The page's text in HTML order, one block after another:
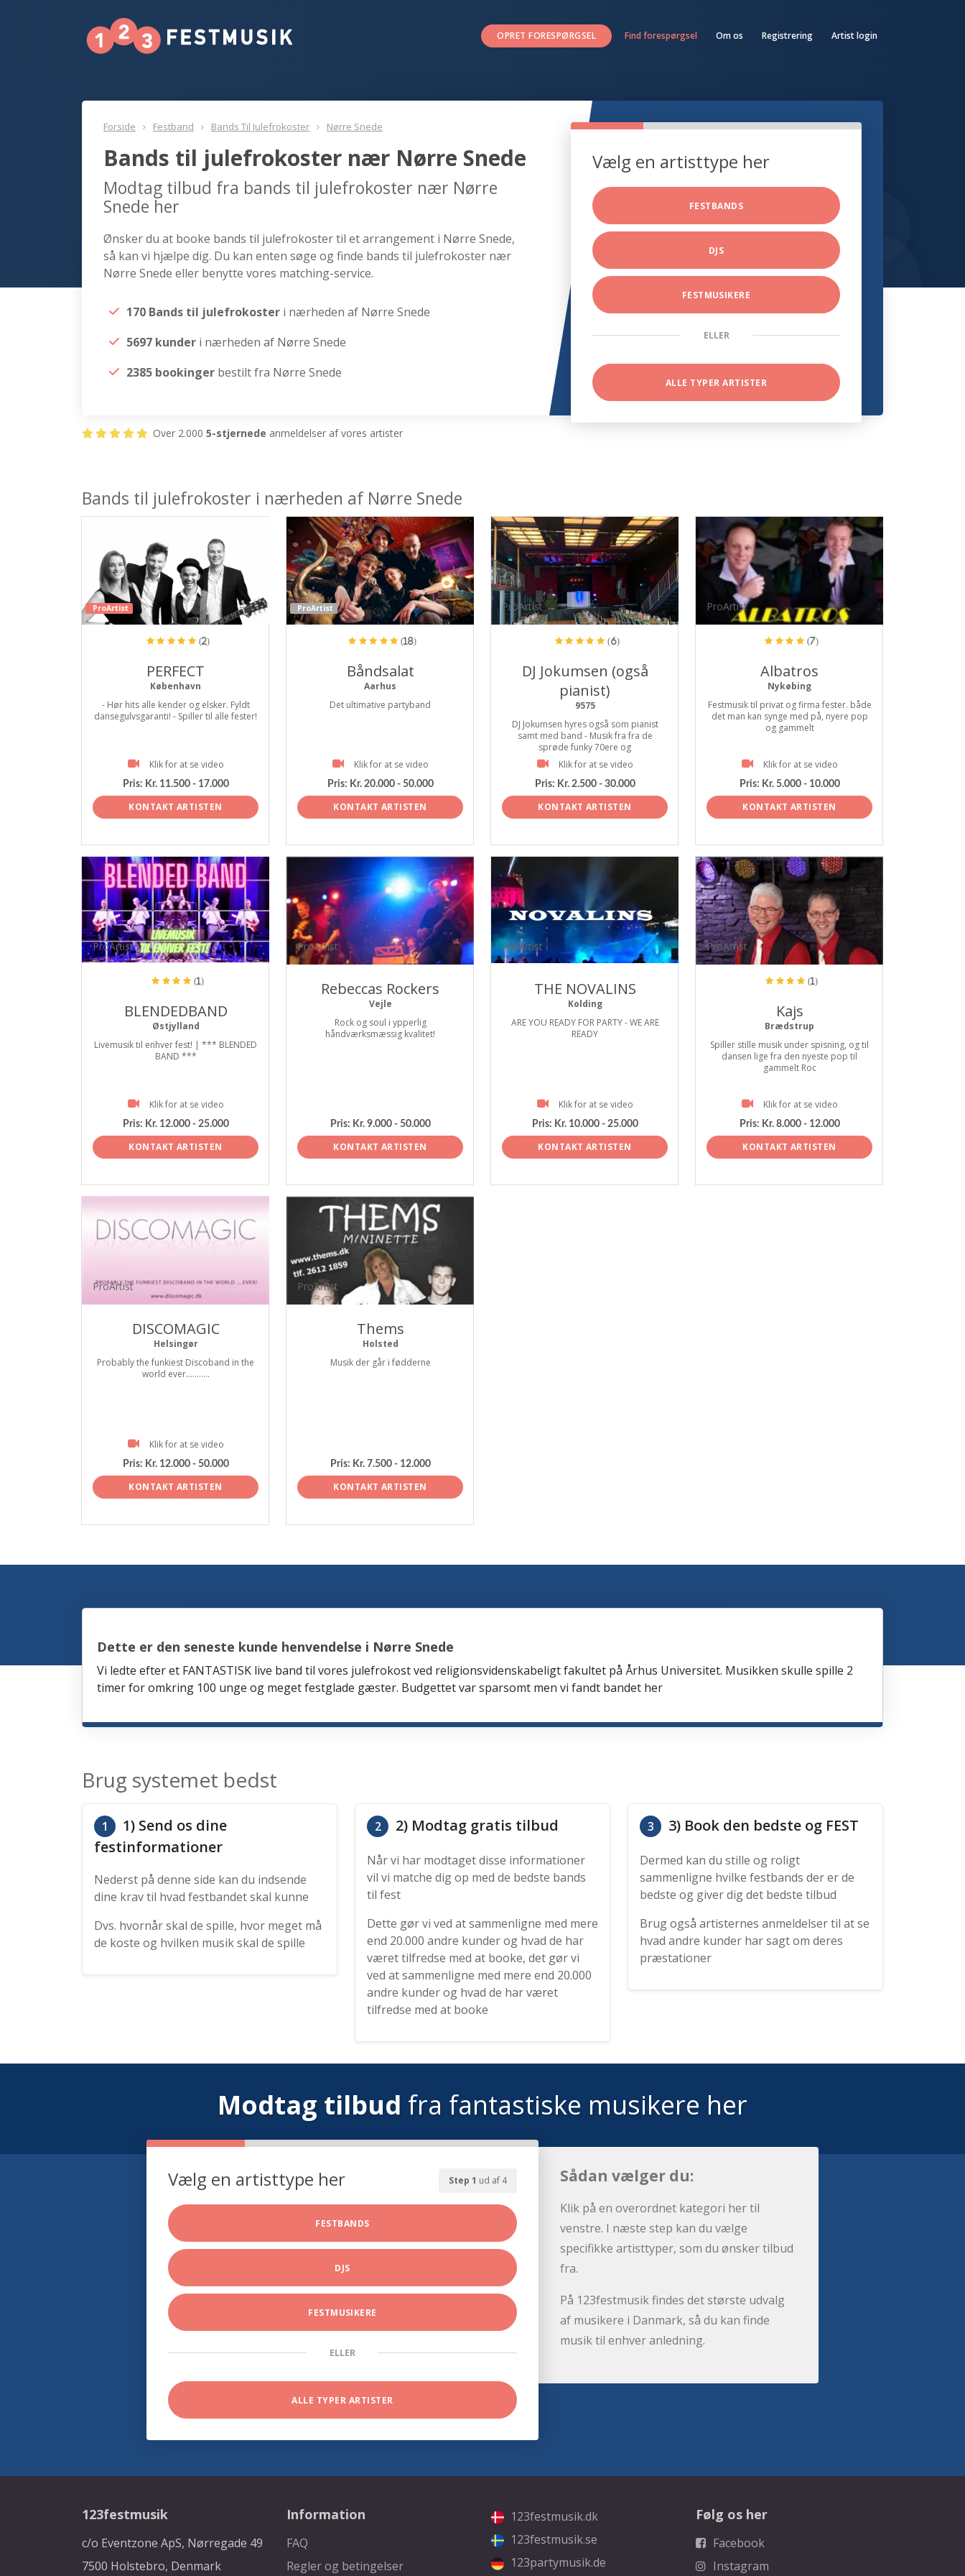
OPRET FORESPØRGSEL Find forespørgsel Om os Registrering Artist login
Forside Festband Bands Til Julefrokoster Nørre Snede
Bands til julefrokoster nær Nørre Snede
Modtag tilbud fra bands til julefrokoster nær Nørre
Snede her
Ønsker du at booke bands til julefrokoster til et arrangement i Nørre Snede,
så kan vi hjælpe dig. Du kan enten søge og finde bands til julefrokoster nær
Nørre Snede eller benytte vores matching-service.
170 Bands til julefrokoster i nærheden af Nørre Snede
5697 kunder i nærheden af Nørre Snede
2385 bookinger bestilt fra Nørre Snede
Vælg en artisttype her
FESTBANDS
DJS
FESTMUSIKERE
ELLER
ALLE TYPER ARTISTER
Over 2.000 5-stjernede anmeldelser af vores artister
Bands til julefrokoster i nærheden af Nørre Snede
ProArtist
(2)
PERFECT
København
- Hør hits alle kender og elsker. Fyldt
dansegulvsgaranti! - Spiller til alle fester!
Klik for at se video
Pris: Kr. 11.500 - 17.000
KONTAKT ARTISTEN
ProArtist
(18)
Båndsalat
Aarhus
Det ultimative partyband
Klik for at se video
Pris: Kr. 20.000 - 50.000
KONTAKT ARTISTEN
ProArtist
(6)
DJ Jokumsen (også
pianist)
9575
DJ Jokumsen hyres også som pianist
samt med band - Musik fra fra de
sprøde funky 70ere og
Klik for at se video
Pris: Kr. 2.500 - 30.000
KONTAKT ARTISTEN
ProArtist
(7)
Albatros
Nykøbing
Festmusik til privat og firma fester. både
det man kan synge med på, nyere pop
og gammelt
Klik for at se video
Pris: Kr. 5.000 - 10.000
KONTAKT ARTISTEN
ProArtist
(1)
BLENDEDBAND
Østjylland
Livemusik til enhver fest! | *** BLENDED
BAND ***
Klik for at se video
Pris: Kr. 12.000 - 25.000
KONTAKT ARTISTEN
ProArtist
Rebeccas Rockers
Vejle
Rock og soul i ypperlig
håndværksmæssig kvalitet!
Pris: Kr. 9.000 - 50.000
KONTAKT ARTISTEN
ProArtist
THE NOVALINS
Kolding
ARE YOU READY FOR PARTY - WE ARE
READY
Klik for at se video
Pris: Kr. 10.000 - 25.000
KONTAKT ARTISTEN
ProArtist
(1)
Kajs
Brædstrup
Spiller stille musik under spisning, og til
dansen lige fra den nyeste pop til
gammelt Roc
Klik for at se video
Pris: Kr. 8.000 - 12.000
KONTAKT ARTISTEN
ProArtist
DISCOMAGIC
Helsingør
Probably the funkiest Discoband in the
world ever...........
Klik for at se video
Pris: Kr. 12.000 - 50.000
KONTAKT ARTISTEN
ProArtist
Thems
Holsted
Musik der går i fødderne
Pris: Kr. 7.500 - 12.000
KONTAKT ARTISTEN
Dette er den seneste kunde henvendelse i Nørre Snede
Vi ledte efter et FANTASTISK live band til vores julefrokost ved religionsvidenskabeligt fakultet på Århus Universitet. Musikken skulle spille 2
timer for omkring 100 unge og meget festglade gæster. Budgettet var sparsomt men vi fandt bandet her
Brug systemet bedst
1
1) Send os dine
festinformationer
Nederst på denne side kan du indsende
dine krav til hvad festbandet skal kunne
Dvs. hvornår skal de spille, hvor meget må
de koste og hvilken musik skal de spille
2 2) Modtag gratis tilbud
Når vi har modtaget disse informationer
vil vi matche dig op med de bedste bands
til fest
Dette gør vi ved at sammenligne med mere
end 20.000 andre kunder og hvad de har
været tilfredse med at booke, det gør vi
ved at sammenligne med mere end 20.000
andre kunder og hvad de har været
tilfredse med at booke
3 3) Book den bedste og FEST
Dermed kan du stille og roligt
sammenligne hvilke festbands der er de
bedste og giver dig det bedste tilbud
Brug også artisternes anmeldelser til at se
hvad andre kunder har sagt om deres
præstationer
Modtag tilbud fra fantastiske musikere her
Step 1 ud af 4
Vælg en artisttype her
FESTBANDS
DJS
FESTMUSIKERE
ELLER
ALLE TYPER ARTISTER
Sådan vælger du:
Klik på en overordnet kategori her til
venstre. I næste step kan du vælge
specifikke artisttyper, som du ønsker tilbud
fra.
På 123festmusik findes det største udvalg
af musikere i Danmark, så du kan finde
musik til enhver anledning.
123festmusik
c/o Eventzone ApS, Nørregade 49
7500 Holstebro, Denmark
Information
FAQ
Regler og betingelser
123festmusik.dk
123festmusik.se
123partymusik.de
Følg os her
Facebook
Instagram